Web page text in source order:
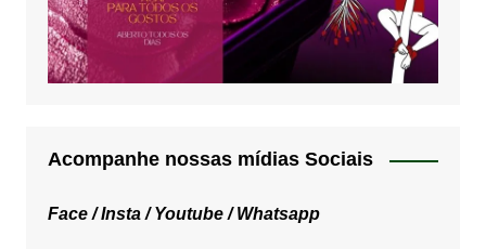
Acompanhe nossas mídias Sociais
Face /Insta /Youtube /Whatsapp